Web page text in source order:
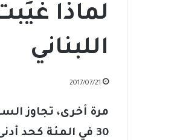
لماذا
اللبناني
2017/07/21
مرة أخرى، تجاوز
30 في المئة كحد